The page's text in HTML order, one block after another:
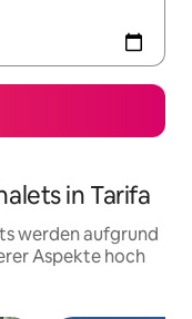
in Tarifa
werden aufgrund
Aspekte hoch